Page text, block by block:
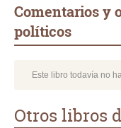
Comentarios y
políticos
Este libro todavía no
Otros libros